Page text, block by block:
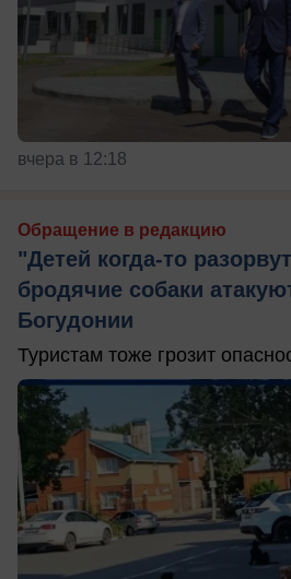
вчера в 12:18
Обращение в редакцию
"Детей когда-то
бродячие собаки
Богудонии
Туристам тоже грозит